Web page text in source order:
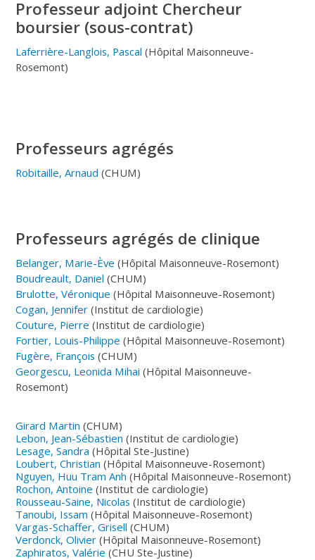
Professeur adjoint Chercheur
boursier (sous-contrat)
Laferrière-Langlois, Pascal (Hôpital Maisonneuve-
Rosemont)
Professeurs agrégés
Robitaille, Arnaud (CHUM)
Professeurs agrégés de clinique
Belanger, Marie-Ève (Hôpital Maisonneuve-Rosemont)
Boudreault, Daniel (CHUM)
Brulotte, Véronique (Hôpital Maisonneuve-Rosemont)
Cogan, Jennifer (Institut de cardiologie)
Couture, Pierre (Institut de cardiologie)
Fortier, Louis-Philippe (Hôpital Maisonneuve-Rosemont)
Fugère, François (CHUM)
Georgescu, Leonida Mihai (Hôpital Maisonneuve-
Rosemont)
Girard Martin (CHUM)
Lebon, Jean-Sébastien (Institut de cardiologie)
Lesage, Sandra (Hôpital Ste-Justine)
Loubert, Christian (Hôpital Maisonneuve-Rosemont)
Nguyen, Huu Tram Anh (Hôpital Maisonneuve-Rosemont)
Rochon, Antoine (Institut de cardiologie)
Rousseau-Saine, Nicolas (Institut de cardiologie)
Tanoubi, Issam (Hôpital Maisonneuve-Rosemont)
Vargas-Schaffer, Grisell (CHUM)
Verdonck, Olivier (Hôpital Maisonneuve-Rosemont)
Zaphiratos, Valérie (CHU Ste-Justine)